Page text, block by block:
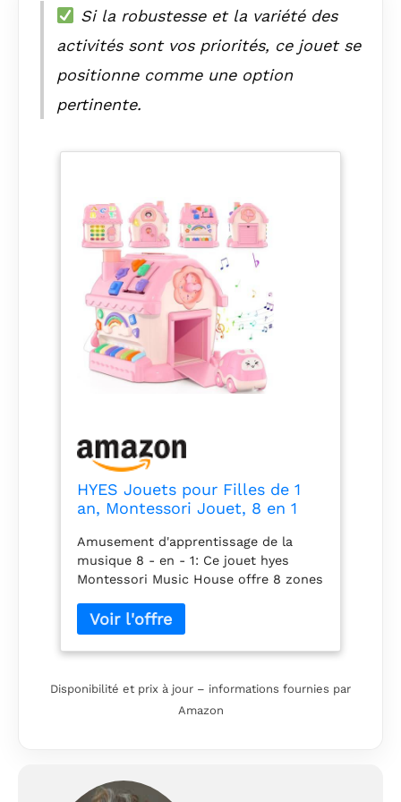
Si la robustesse et la variété des
activités sont vos priorités, ce jouet se
positionne comme une option
pertinente.
HYES Jouets pour Filles de 1
an, Montessori Jouet, 8 en 1
Jouet avec
Musique/Voiture/Horloge/télép
hone/lumière, Jouets sensoriel
Musical Cadeaux pour bébé 1-2
Ans
Amusement d'apprentissage de la
musique 8 - en - 1: Ce jouet hyes
Montessori Music House offre 8 zones
petits: voiture mobile, horloge
réglable, boutons lettre / animal,
téléphone simulé, fenêtres ouvrantes,
glissière et touches de piano. Il
encourage l'apprentissage précoce en
les filles âgés de 1 à 3 ans. Le jouet
Disponibilité et prix à jour – informations fournies par
Amazon